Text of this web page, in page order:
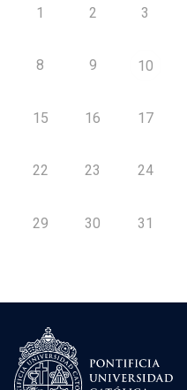
1 2 3
8 9 10
15 16 17
22 23 24
29 30 31